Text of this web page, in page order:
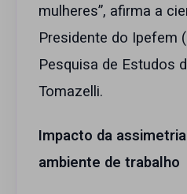
mulheres”, afirma a
Presidente do Ipefem
Pesquisa de Estudos
Tomazelli.
Impacto da
ambiente de trabalho